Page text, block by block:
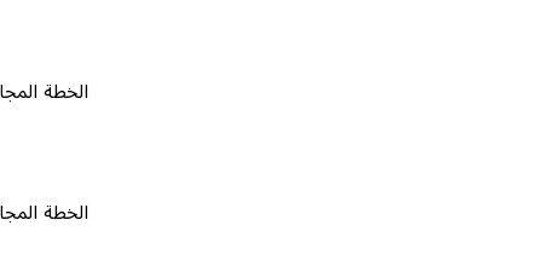
الخطة المجانية ٠
الخطة المجانية ٠